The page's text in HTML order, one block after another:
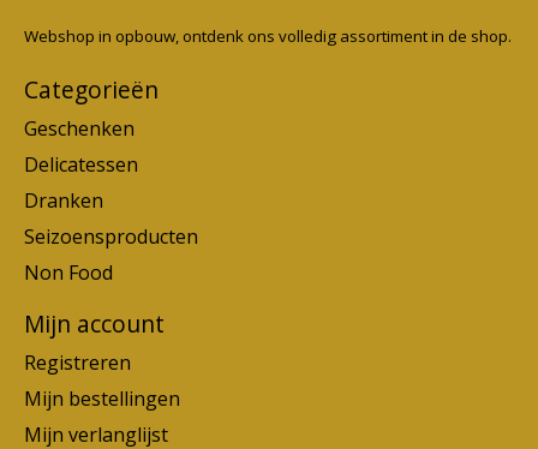
Webshop in opbouw, ontdenk ons volledig assortiment in de shop.
Categorieën
Geschenken
Delicatessen
Dranken
Seizoensproducten
Non Food
Mijn account
Registreren
Mijn bestellingen
Mijn verlanglijst